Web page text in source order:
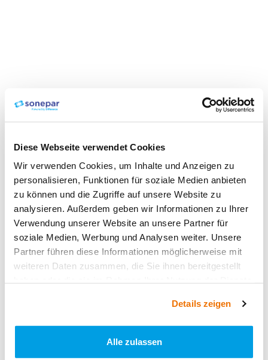
Diese Webseite verwendet Cookies
Wir verwenden Cookies, um Inhalte und Anzeigen zu
personalisieren, Funktionen für soziale Medien anbieten
zu können und die Zugriffe auf unsere Website zu
analysieren. Außerdem geben wir Informationen zu Ihrer
Verwendung unserer Website an unsere Partner für
soziale Medien, Werbung und Analysen weiter. Unsere
Partner führen diese Informationen möglicherweise mit
weiteren Daten zusammen, die Sie ihnen bereitgestellt
Details zeigen
Alle zulassen